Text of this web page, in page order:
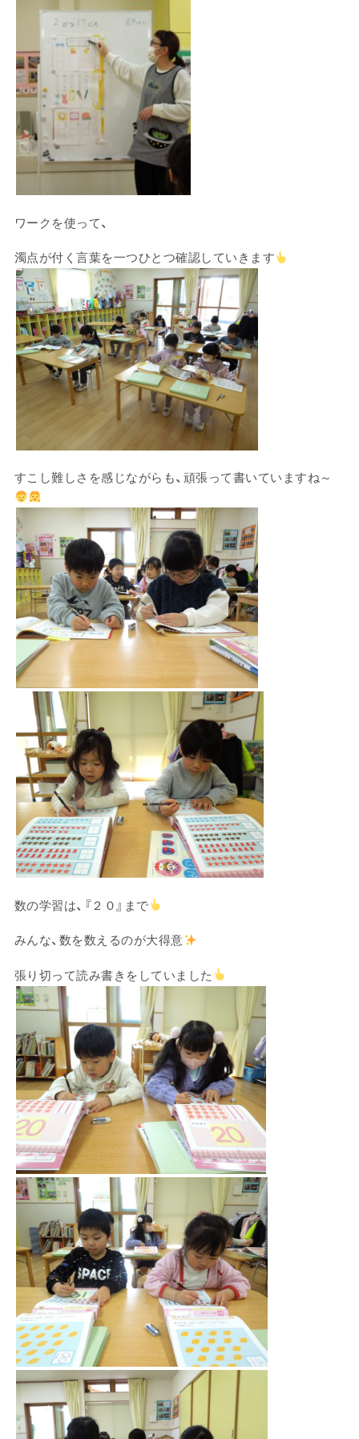
ワークを使って、
濁点が付く言葉を一つひとつ確認していきます
すこし難しさを感じながらも、頑張って書いていますね～
数の学習は、『２０』まで
みんな、数を数えるのが大得意
張り切って読み書きをしていました